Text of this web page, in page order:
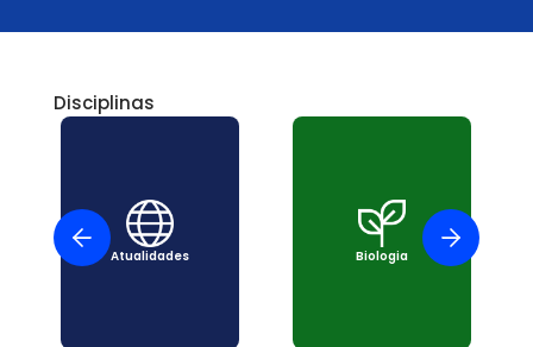
Disciplinas
Atualidades Biologia